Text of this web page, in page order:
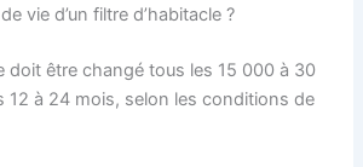
vie d’un filtre d’habitacle ?
doit être changé tous les 15 000 à 30
12 à 24 mois, selon les conditions de